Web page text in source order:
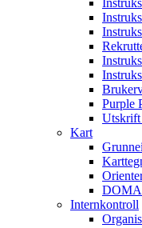
Purple
Utskrift
Kart
Internkontroll